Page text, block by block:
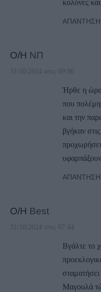
κολόνες
ΑΠΆΝΤΗΣΗ
Ο/Η ΝΠ
31/10/2024 στις 09:00
Ήρθε η ώρα
που
και την
βγήκαν
ΑΠΆΝΤΗΣΗ
Ο/Η Best
31/10/2024 στις 07:44
Βγάλτε το
Μαγουλά